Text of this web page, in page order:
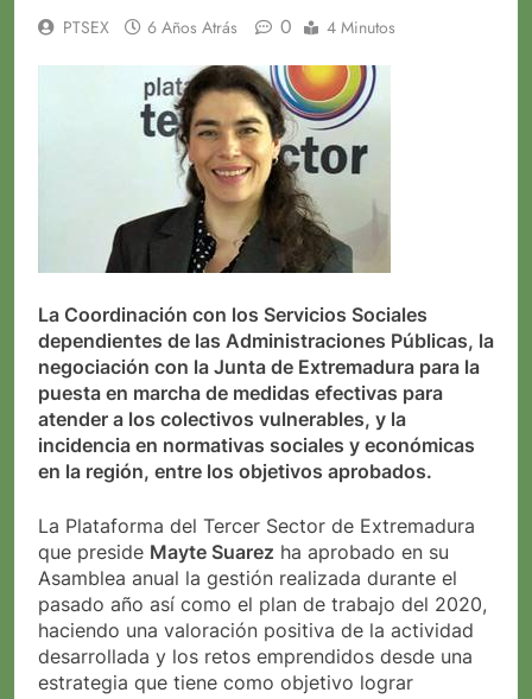
PTSEX 6 Años Atrás 0 4 Minutos
La Coordinación con los Servicios Sociales
dependientes de las Administraciones Públicas, la
negociación con la Junta de Extremadura para la
puesta en marcha de medidas efectivas para
atender a los colectivos vulnerables, y la
incidencia en normativas sociales y económicas
en la región, entre los objetivos aprobados.
La Plataforma del Tercer Sector de Extremadura
que preside Mayte Suarez ha aprobado en su
Asamblea anual la gestión realizada durante el
pasado año así como el plan de trabajo del 2020,
haciendo una valoración positiva de la actividad
desarrollada y los retos emprendidos desde una
estrategia que tiene como objetivo lograr